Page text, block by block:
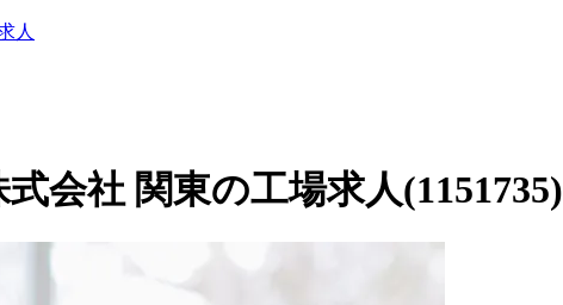
人
会社 関東の工場求人(1151735)